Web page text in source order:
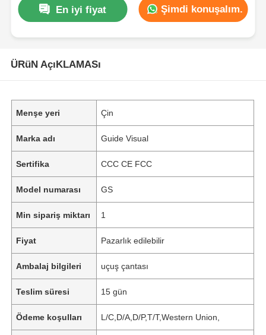
En iyi fiyat Şimdi konuşalım.
ÜRüN AçıKLAMASı
Menşe yeri Çin
Marka adı Guide Visual
Sertifika CCC CE FCC
Model numarası GS
Min sipariş miktarı 1
Fiyat Pazarlık edilebilir
Ambalaj bilgileri uçuş çantası
Teslim süresi 15 gün
Ödeme koşulları L/C,D/A,D/P,T/T,Western Union,